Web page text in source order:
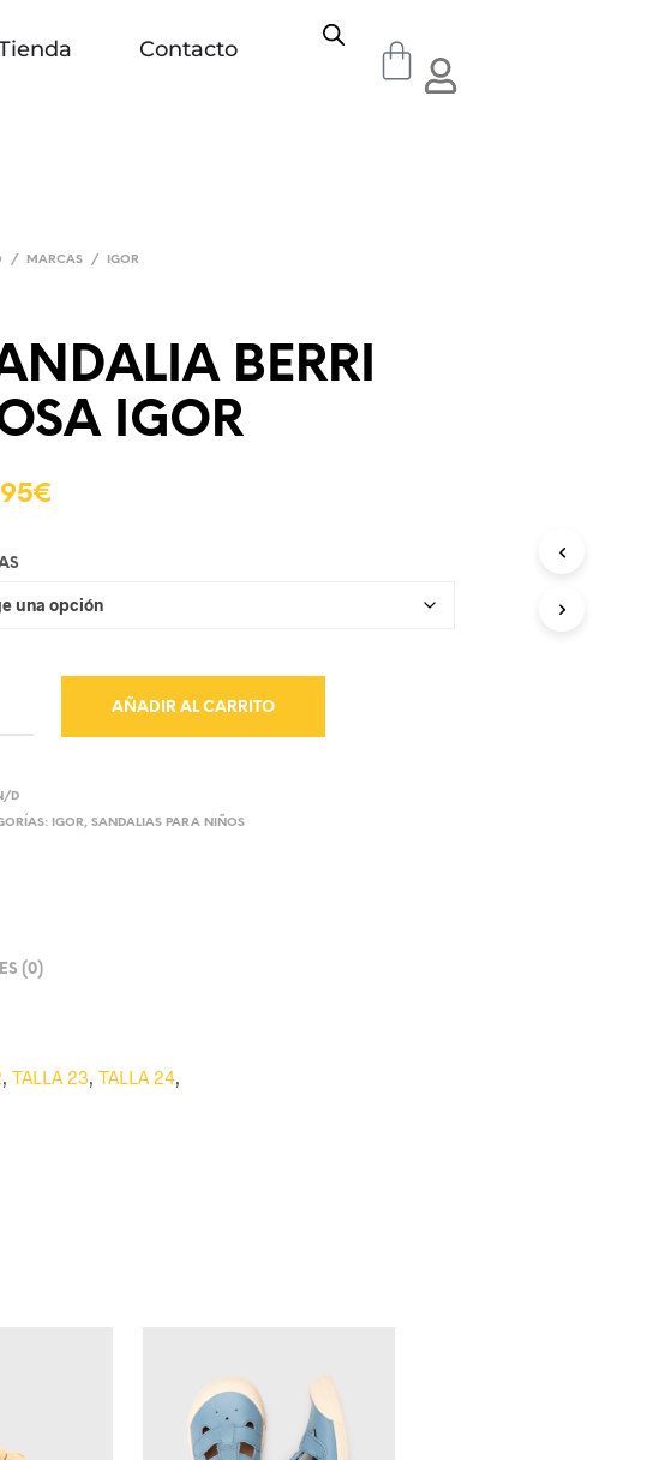
Contacto
/ MARCAS / IGOR
BERRI
IGOR
€
AÑADIR AL CARRITO
D
IGOR,SANDALIAS PARA NIÑOS
(0)
TALLA 23 TALLA 24